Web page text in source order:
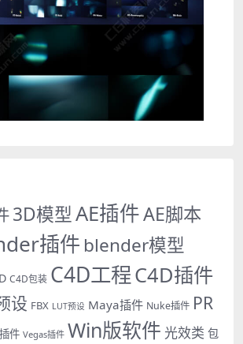
3D模型AE插件AE脚本
插件 blender模型
C4D包装 C4D工程C4D插件
设 FBX LUT预设 Maya插件 Nuke插件 PR
件 Vegas插件 Win版软件 光效类 包